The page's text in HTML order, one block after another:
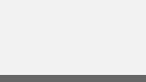
月板變形，醫揭保骨與增肌兩